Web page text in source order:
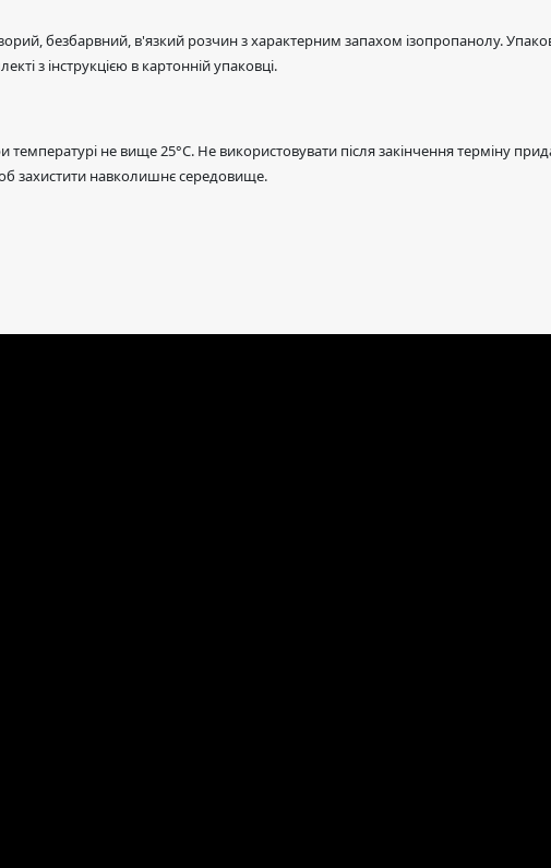
безбарвний, в'язкий розчин з характерним запахом ізопропанолу.
з інструкцією в картонній упаковці.
температурі не вище 25°C. Не використовувати після закінчення терміну
захистити навколишнє середовище.